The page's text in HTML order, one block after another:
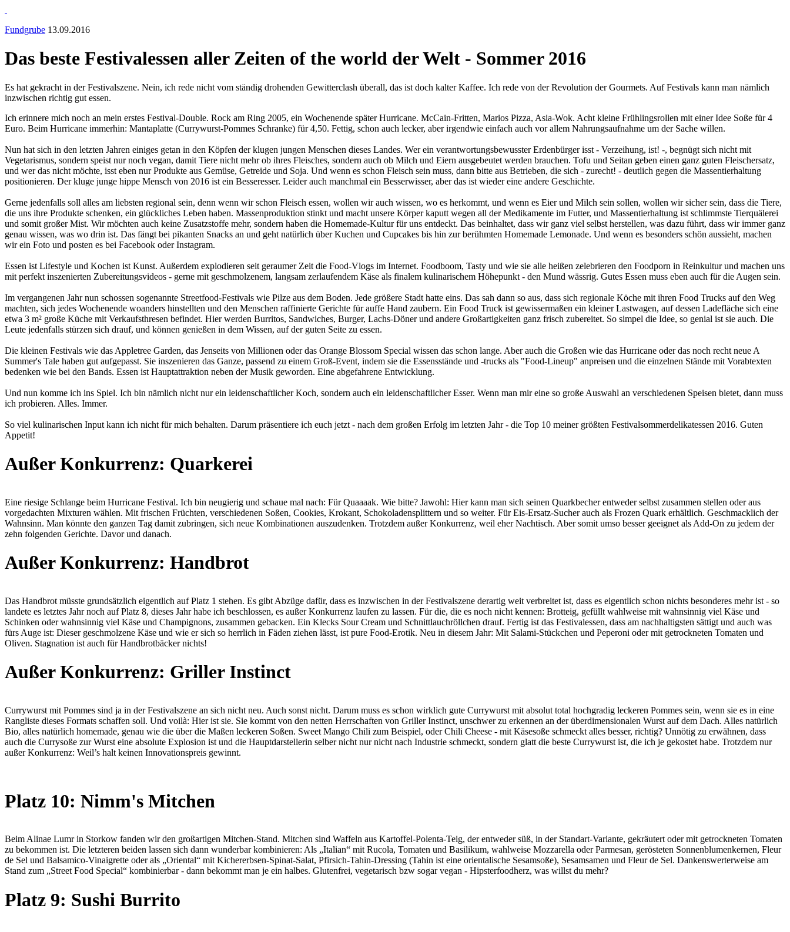
Fundgrube 13.09.2016
Das beste Festivalessen aller Zeiten of the world der Welt - Sommer 2016
Es hat gekracht in der Festivalszene. Nein, ich rede nicht vom ständig drohenden Gewitterclash überall, das ist doch kalter Kaffee. Ich rede von der Revolution der Gourmets. Auf Festivals kann man nämlich
inzwischen richtig gut essen.
Ich erinnere mich noch an mein erstes Festival-Double. Rock am Ring 2005, ein Wochenende später Hurricane. McCain-Fritten, Marios Pizza, Asia-Wok. Acht kleine Frühlingsrollen mit einer Idee Soße für 4
Euro. Beim Hurricane immerhin: Mantaplatte (Currywurst-Pommes Schranke) für 4,50. Fettig, schon auch lecker, aber irgendwie einfach auch vor allem Nahrungsaufnahme um der Sache willen.
Nun hat sich in den letzten Jahren einiges getan in den Köpfen der klugen jungen Menschen dieses Landes. Wer ein verantwortungsbewusster Erdenbürger isst - Verzeihung, ist! -, begnügt sich nicht mit
Vegetarismus, sondern speist nur noch vegan, damit Tiere nicht mehr ob ihres Fleisches, sondern auch ob Milch und Eiern ausgebeutet werden brauchen. Tofu und Seitan geben einen ganz guten Fleischersatz,
und wer das nicht möchte, isst eben nur Produkte aus Gemüse, Getreide und Soja. Und wenn es schon Fleisch sein muss, dann bitte aus Betrieben, die sich - zurecht! - deutlich gegen die Massentierhaltung
positionieren. Der kluge junge hippe Mensch von 2016 ist ein Besseresser. Leider auch manchmal ein Besserwisser, aber das ist wieder eine andere Geschichte.
Gerne jedenfalls soll alles am liebsten regional sein, denn wenn wir schon Fleisch essen, wollen wir auch wissen, wo es herkommt, und wenn es Eier und Milch sein sollen, wollen wir sicher sein, dass die Tiere,
die uns ihre Produkte schenken, ein glückliches Leben haben. Massenproduktion stinkt und macht unsere Körper kaputt wegen all der Medikamente im Futter, und Massentierhaltung ist schlimmste Tierquälerei
und somit großer Mist. Wir möchten auch keine Zusatzstoffe mehr, sondern haben die Homemade-Kultur für uns entdeckt. Das beinhaltet, dass wir ganz viel selbst herstellen, was dazu führt, dass wir immer ganz
genau wissen, was wo drin ist. Das fängt bei pikanten Snacks an und geht natürlich über Kuchen und Cupcakes bis hin zur berühmten Homemade Lemonade. Und wenn es besonders schön aussieht, machen
wir ein Foto und posten es bei Facebook oder Instagram.
Essen ist Lifestyle und Kochen ist Kunst. Außerdem explodieren seit geraumer Zeit die Food-Vlogs im Internet. Foodboom, Tasty und wie sie alle heißen zelebrieren den Foodporn in Reinkultur und machen uns
mit perfekt inszenierten Zubereitungsvideos - gerne mit geschmolzenem, langsam zerlaufendem Käse als finalem kulinarischem Höhepunkt - den Mund wässrig. Gutes Essen muss eben auch für die Augen sein.
Im vergangenen Jahr nun schossen sogenannte Streetfood-Festivals wie Pilze aus dem Boden. Jede größere Stadt hatte eins. Das sah dann so aus, dass sich regionale Köche mit ihren Food Trucks auf den Weg
machten, sich jedes Wochenende woanders hinstellten und den Menschen raffinierte Gerichte für auffe Hand zaubern. Ein Food Truck ist gewissermaßen ein kleiner Lastwagen, auf dessen Ladefläche sich eine
etwa 3 m² große Küche mit Verkaufsthresen befindet. Hier werden Burritos, Sandwiches, Burger, Lachs-Döner und andere Großartigkeiten ganz frisch zubereitet. So simpel die Idee, so genial ist sie auch. Die
Leute jedenfalls stürzen sich drauf, und können genießen in dem Wissen, auf der guten Seite zu essen.
Die kleinen Festivals wie das Appletree Garden, das Jenseits von Millionen oder das Orange Blossom Special wissen das schon lange. Aber auch die Großen wie das Hurricane oder das noch recht neue A
Summer's Tale haben gut aufgepasst. Sie inszenieren das Ganze, passend zu einem Groß-Event, indem sie die Essensstände und -trucks als "Food-Lineup" anpreisen und die einzelnen Stände mit Vorabtexten
bedenken wie bei den Bands. Essen ist Hauptattraktion neben der Musik geworden. Eine abgefahrene Entwicklung.
Und nun komme ich ins Spiel. Ich bin nämlich nicht nur ein leidenschaftlicher Koch, sondern auch ein leidenschaftlicher Esser. Wenn man mir eine so große Auswahl an verschiedenen Speisen bietet, dann muss
ich probieren. Alles. Immer.
So viel kulinarischen Input kann ich nicht für mich behalten. Darum präsentiere ich euch jetzt - nach dem großen Erfolg im letzten Jahr - die Top 10 meiner größten Festivalsommerdelikatessen 2016. Guten
Appetit!
Außer Konkurrenz: Quarkerei
Eine riesige Schlange beim Hurricane Festival. Ich bin neugierig und schaue mal nach: Für Quaaaak. Wie bitte? Jawohl: Hier kann man sich seinen Quarkbecher entweder selbst zusammen stellen oder aus
vorgedachten Mixturen wählen. Mit frischen Früchten, verschiedenen Soßen, Cookies, Krokant, Schokoladensplittern und so weiter. Für Eis-Ersatz-Sucher auch als Frozen Quark erhältlich. Geschmacklich der
Wahnsinn. Man könnte den ganzen Tag damit zubringen, sich neue Kombinationen auszudenken. Trotzdem außer Konkurrenz, weil eher Nachtisch. Aber somit umso besser geeignet als Add-On zu jedem der
zehn folgenden Gerichte. Davor und danach.
Außer Konkurrenz: Handbrot
Das Handbrot müsste grundsätzlich eigentlich auf Platz 1 stehen. Es gibt Abzüge dafür, dass es inzwischen in der Festivalszene derartig weit verbreitet ist, dass es eigentlich schon nichts besonderes mehr ist - so
landete es letztes Jahr noch auf Platz 8, dieses Jahr habe ich beschlossen, es außer Konkurrenz laufen zu lassen. Für die, die es noch nicht kennen: Brotteig, gefüllt wahlweise mit wahnsinnig viel Käse und
Schinken oder wahnsinnig viel Käse und Champignons, zusammen gebacken. Ein Klecks Sour Cream und Schnittlauchröllchen drauf. Fertig ist das Festivalessen, dass am nachhaltigsten sättigt und auch was
fürs Auge ist: Dieser geschmolzene Käse und wie er sich so herrlich in Fäden ziehen lässt, ist pure Food-Erotik. Neu in diesem Jahr: Mit Salami-Stückchen und Peperoni oder mit getrockneten Tomaten und
Oliven. Stagnation ist auch für Handbrotbäcker nichts!
Außer Konkurrenz: Griller Instinct
Currywurst mit Pommes sind ja in der Festivalszene an sich nicht neu. Auch sonst nicht. Darum muss es schon wirklich gute Currywurst mit absolut total hochgradig leckeren Pommes sein, wenn sie es in eine
Rangliste dieses Formats schaffen soll. Und voilà: Hier ist sie. Sie kommt von den netten Herrschaften von Griller Instinct, unschwer zu erkennen an der überdimensionalen Wurst auf dem Dach. Alles natürlich
Bio, alles natürlich homemade, genau wie die über die Maßen leckeren Soßen. Sweet Mango Chili zum Beispiel, oder Chili Cheese - mit Käsesoße schmeckt alles besser, richtig? Unnötig zu erwähnen, dass
auch die Currysoße zur Wurst eine absolute Explosion ist und die Hauptdarstellerin selber nicht nur nicht nach Industrie schmeckt, sondern glatt die beste Currywurst ist, die ich je gekostet habe. Trotzdem nur
außer Konkurrenz: Weil’s halt keinen Innovationspreis gewinnt.
Platz 10: Nimm's Mitchen
Beim Alinae Lumr in Storkow fanden wir den großartigen Mitchen-Stand. Mitchen sind Waffeln aus Kartoffel-Polenta-Teig, der entweder süß, in der Standart-Variante, gekräutert oder mit getrockneten Tomaten
zu bekommen ist. Die letzteren beiden lassen sich dann wunderbar kombinieren: Als „Italian“ mit Rucola, Tomaten und Basilikum, wahlweise Mozzarella oder Parmesan, gerösteten Sonnenblumenkernen, Fleur
de Sel und Balsamico-Vinaigrette oder als „Oriental“ mit Kichererbsen-Spinat-Salat, Pfirsich-Tahin-Dressing (Tahin ist eine orientalische Sesamsoße), Sesamsamen und Fleur de Sel. Dankenswerterweise am
Stand zum „Street Food Special“ kombinierbar - dann bekommt man je ein halbes. Glutenfrei, vegetarisch bzw sogar vegan - Hipsterfoodherz, was willst du mehr?
Platz 9: Sushi Burrito